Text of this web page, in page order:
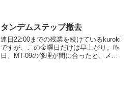
タンデムステップ撤去
連日22:00までの残業を続けているkuroki
ですが、この金曜日だけは早上がり。昨
日、MT-09の修理が間に合ったと、メカ